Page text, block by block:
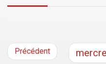
Précédent